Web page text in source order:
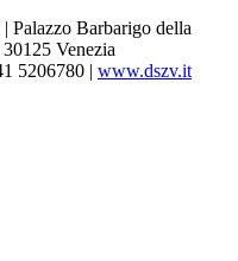
Palazzo Barbarigo della
Venezia
5206780 | www.dszv.it